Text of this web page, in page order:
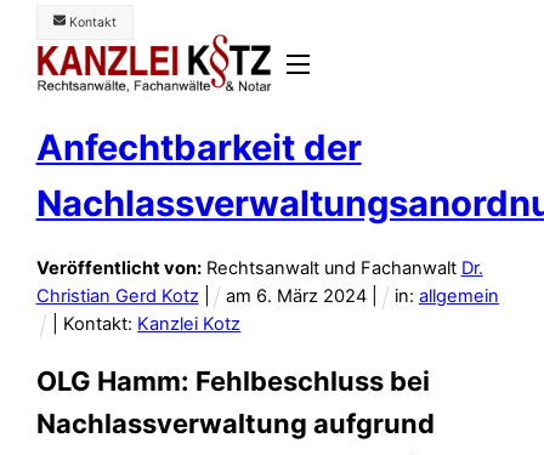
content
Kontakt
Menü
Anfechtbarkeit der
Veröffentlicht von:Rechtsanwalt und Fachanwalt Dr.
Christian Gerd Kotz| am 6. März 2024 in: allgemein
| Kontakt: Kanzlei Kotz
OLG Hamm: Fehlbeschluss bei
Nachlassverwaltung aufgrund